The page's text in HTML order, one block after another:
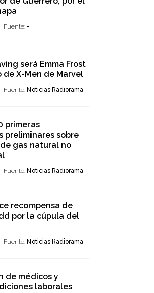
Fuente: -
será Emma Frost
de X-Men de Marvel
Fuente: Noticias Radiorama
primeras
preliminares sobre
gas natural no
Fuente: Noticias Radiorama
recompensa de
por la cúpula del
Fuente: Noticias Radiorama
de médicos y
laborales